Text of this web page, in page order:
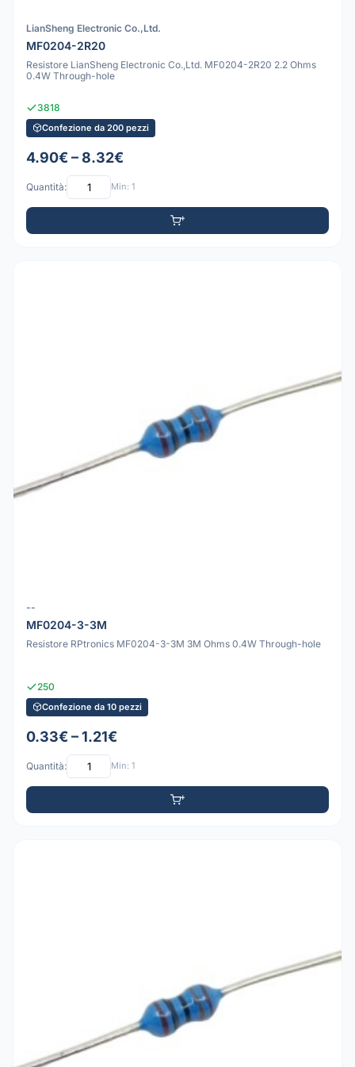
LianSheng Electronic Co.,Ltd.
MF0204-2R20
Resistore LianSheng Electronic Co.,Ltd. MF0204-2R20 2.2 Ohms
0.4W Through-hole
3818
Confezione da 200 pezzi
4.90€ – 8.32€
Quantità: Min: 1
--
MF0204-3-3M
Resistore RPtronics MF0204-3-3M 3M Ohms 0.4W Through-hole
250
Confezione da 10 pezzi
0.33€ – 1.21€
Quantità: Min: 1